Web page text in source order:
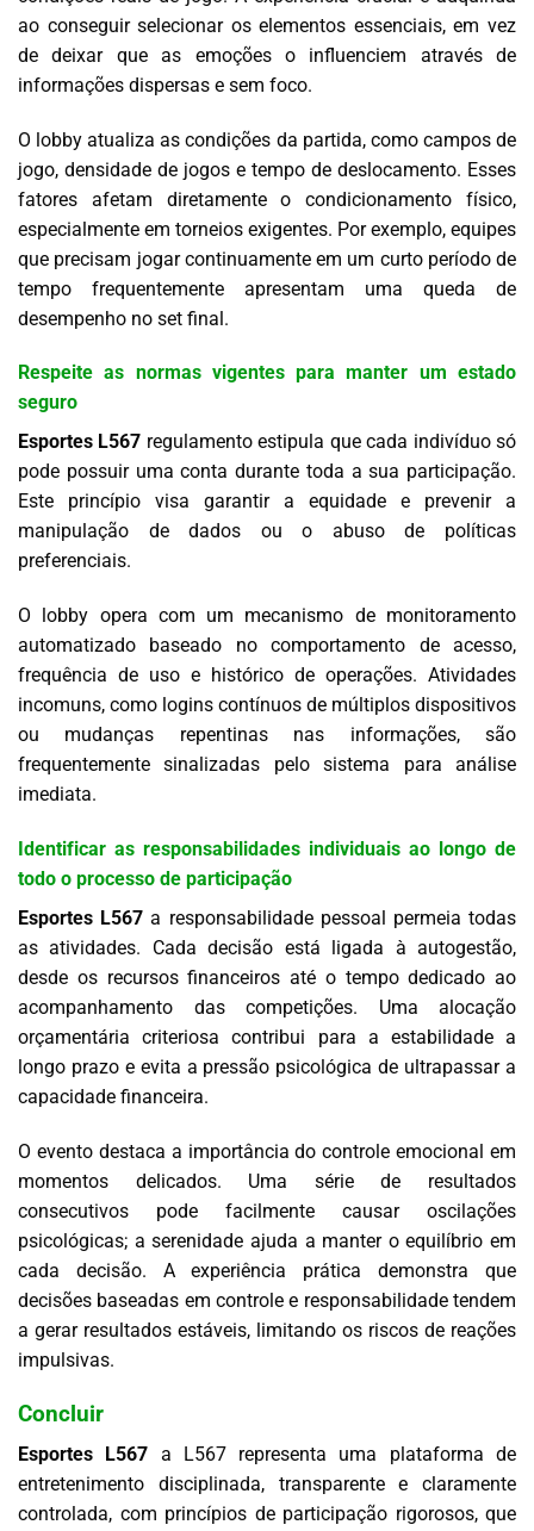
ao conseguir selecionar os elementos essenciais, em vez
de deixar que as emoções o influenciem através de
informações dispersas e sem foco.
O lobby atualiza as condições da partida, como campos de
jogo, densidade de jogos e tempo de deslocamento. Esses
fatores afetam diretamente o condicionamento físico,
especialmente em torneios exigentes. Por exemplo, equipes
que precisam jogar continuamente em um curto período de
tempo frequentemente apresentam uma queda de
desempenho no set final.
Respeite as normas vigentes para manter um estado
seguro
Esportes L567 regulamento estipula que cada indivíduo só
pode possuir uma conta durante toda a sua participação.
Este princípio visa garantir a equidade e prevenir a
manipulação de dados ou o abuso de políticas
preferenciais.
O lobby opera com um mecanismo de monitoramento
automatizado baseado no comportamento de acesso,
frequência de uso e histórico de operações. Atividades
incomuns, como logins contínuos de múltiplos dispositivos
ou mudanças repentinas nas informações, são
frequentemente sinalizadas pelo sistema para análise
imediata.
Identificar as responsabilidades individuais ao longo de
todo o processo de participação
Esportes L567a responsabilidade pessoal permeia todas
as atividades. Cada decisão está ligada à autogestão,
desde os recursos financeiros até o tempo dedicado ao
acompanhamento das competições. Uma alocação
orçamentária criteriosa contribui para a estabilidade a
longo prazo e evita a pressão psicológica de ultrapassar a
capacidade financeira.
O evento destaca a importância do controle emocional em
momentos delicados. Uma série de resultados
consecutivos pode facilmente causar oscilações
psicológicas; a serenidade ajuda a manter o equilíbrio em
cada decisão. A experiência prática demonstra que
decisões baseadas em controle e responsabilidade tendem
a gerar resultados estáveis, limitando os riscos de reações
impulsivas.
Concluir
Esportes L567 a L567 representa uma plataforma de
entretenimento disciplinada, transparente e claramente
controlada, com princípios de participação rigorosos, que